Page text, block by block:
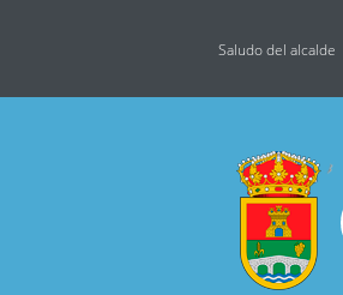
Saludo del alcalde